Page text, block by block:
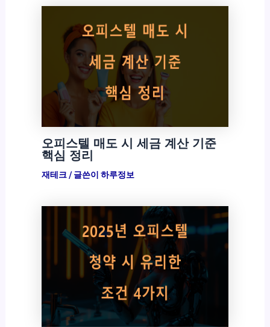
오피스텔 매도 시 세금 계산 기준
핵심 정리
재테크/ 글쓴이 하루정보